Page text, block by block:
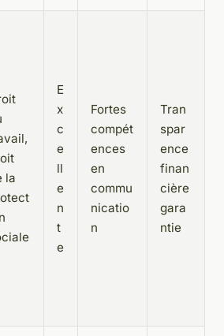
la
E
x
c
e
ll
e
n
t
e
Fortes
compét
ences
en
commu
nicatio
n
Tran
spar
ence
finan
cière
gara
ntie